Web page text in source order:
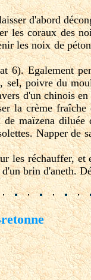
d'abord
les coraux des
les noix de
6). Egalement
poivre du
d'un chinois
la crème
maïzena
Napper de
les réchauffer,
brin d'aneth.